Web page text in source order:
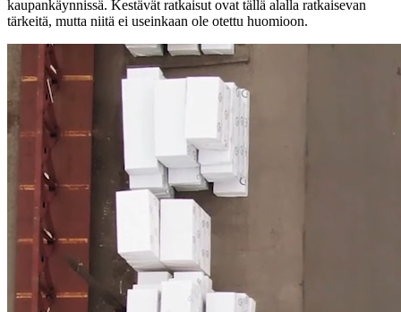
kaupankäynnissä. Kestävät ratkaisut ovat tällä alalla ratkaisevan
tärkeitä, mutta niitä ei useinkaan ole otettu huomioon.